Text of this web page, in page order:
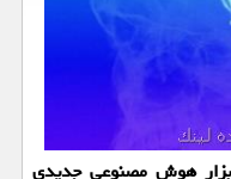
هوش مصنوعی جدیدی